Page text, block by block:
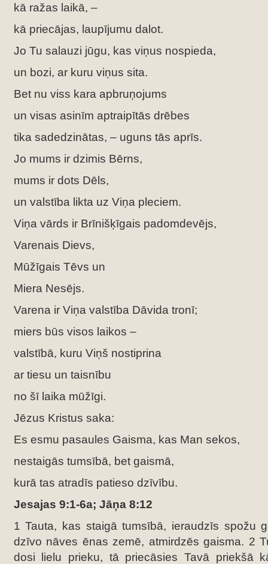
kā ražas laikā, –
kā priecājas, laupījumu dalot.
Jo Tu salauzi jūgu, kas viņus nospieda,
un bozi, ar kuru viņus sita.
Bet nu viss kara apbruņojums
un visas asinīm aptraipītās drēbes
tika sadedzinātas, – uguns tās aprīs.
Jo mums ir dzimis Bērns,
mums ir dots Dēls,
un valstība likta uz Viņa pleciem.
Viņa vārds ir Brīnišķīgais padomdevējs,
Varenais Dievs,
Mūžīgais Tēvs un
Miera Nesējs.
Varena ir Viņa valstība Dāvida tronī;
miers būs visos laikos –
valstībā, kuru Viņš nostiprina
ar tiesu un taisnību
no šī laika mūžīgi.
Jēzus Kristus saka:
Es esmu pasaules Gaisma, kas Man sekos,
nestaigās tumsībā, bet gaismā,
kurā tas atradīs patieso dzīvību.
Jesajas 9:1-6a; Jāņa 8:12
1 Tauta, kas staigā tumsībā, ieraudzīs spožu
dzīvo nāves ēnas zemē, atmirdzēs gaisma. 2
dosi lielu prieku, tā priecāsies Tavā priekšā